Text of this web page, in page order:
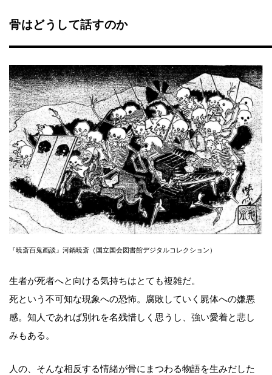
骨はどうして話すのか
『暁斎百鬼画談』河鍋暁斎（国立国会図書館デジタルコレクション）
生者が死者へと向ける気持ちはとても複雑だ。
死という不可知な現象への恐怖。腐敗していく屍体への嫌悪
感。知人であれば別れを名残惜しく思うし、強い愛着と悲し
みもある。
人の、そんな相反する情緒が骨にまつわる物語を生みだした